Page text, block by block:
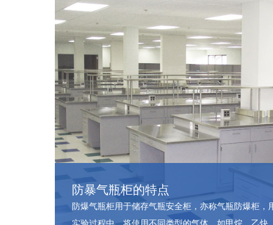
防暴气瓶柜的特点
防爆气瓶柜用于储存气瓶安全柜，亦称气瓶防爆柜